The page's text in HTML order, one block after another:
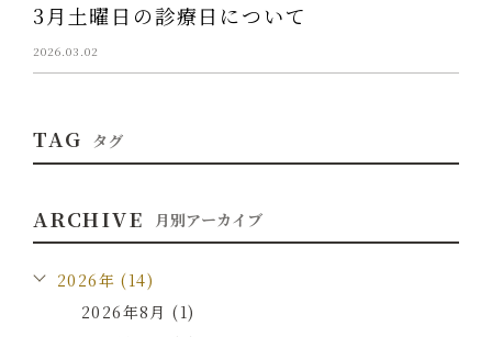
3月土曜日の診療日について
2026.03.02
TAG タグ
ARCHIVE 月別アーカイブ
2026年 (14)
2026年8月 (1)